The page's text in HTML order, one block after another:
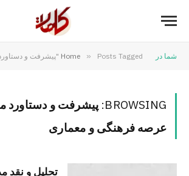
شما در Home » Posts Tagged "پیشرفت و دستاورد مسلمانان در عرصه فرهنگی و معماری"
BROWSING: پیشرفت و دستاورد
عرصه فرهنگی و معماری
تحلیل و نقد